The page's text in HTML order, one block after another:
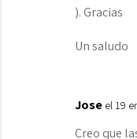
). Gracias
Un saludo
Jose el 19
Creo que